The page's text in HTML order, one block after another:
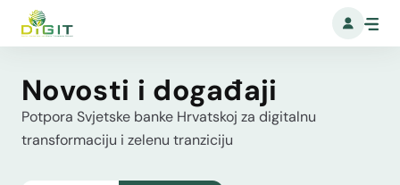
Novosti i događaji
Potpora Svjetske banke Hrvatskoj za digitalnu
transformaciju i zelenu tranziciju